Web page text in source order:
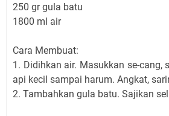
250 gr gula batu
1800 ml air
Cara Membuat:
1. Didihkan air. Masukkan se-cang,
api kecil sampai harum. Angkat,
2. Tambahkan gula batu. Sajikan